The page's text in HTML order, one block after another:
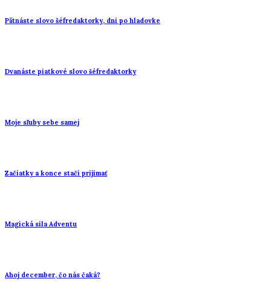
Pätnáste slovo šéfredaktorky, dni po hladovke
Dvanáste piatkové slovo šéfredaktorky
Moje sľuby sebe samej
Začiatky a konce stačí prijímať
Magická sila Adventu
Ahoj december, čo nás čaká?